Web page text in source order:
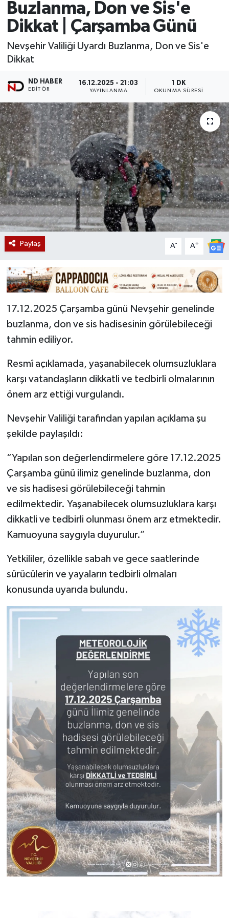
Buzlanma, Don ve Sis'e
Dikkat | Çarşamba Günü
Nevşehir Valiliği Uyardı Buzlanma, Don ve Sis'e
Dikkat
ND HABER
EDITÖR
16.12.2025 - 21:03
YAYINLANMA
1 DK
OKUNMA SÜRESI
Paylaş A- A+
17.12.2025 Çarşamba günü Nevşehir genelinde
buzlanma, don ve sis hadisesinin görülebileceği
tahmin ediliyor.
Resmî açıklamada, yaşanabilecek olumsuzluklara
karşı vatandaşların dikkatli ve tedbirli olmalarının
önem arz ettiği vurgulandı.
Nevşehir Valiliği tarafından yapılan açıklama şu
şekilde paylaşıldı:
“Yapılan son değerlendirmelere göre 17.12.2025
Çarşamba günü ilimiz genelinde buzlanma, don
ve sis hadisesi görülebileceği tahmin
edilmektedir. Yaşanabilecek olumsuzluklara karşı
dikkatli ve tedbirli olunması önem arz etmektedir.
Kamuoyuna saygıyla duyurulur.”
Yetkililer, özellikle sabah ve gece saatlerinde
sürücülerin ve yayaların tedbirli olmaları
konusunda uyarıda bulundu.